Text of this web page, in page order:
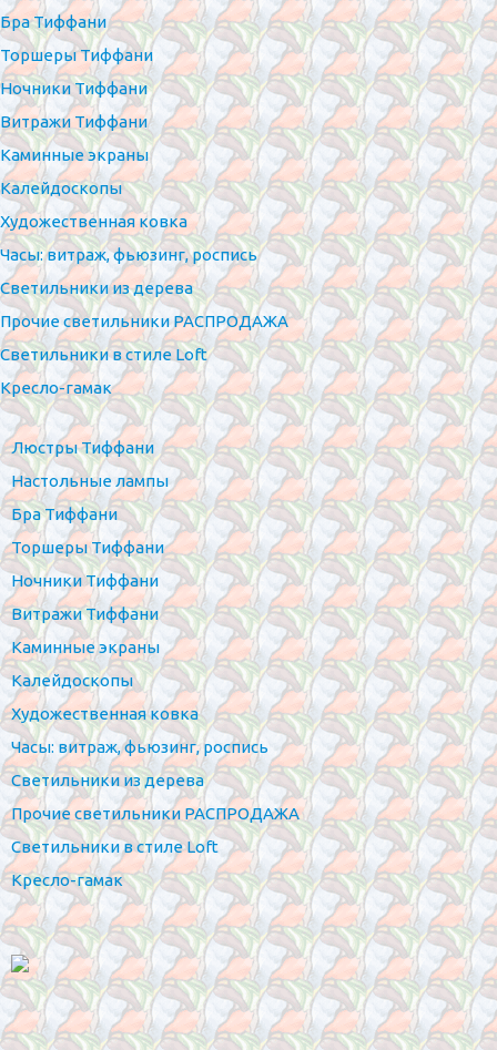
Бра Тиффани
Торшеры Тиффани
Ночники Тиффани
Витражи Тиффани
Каминные экраны
Калейдоскопы
Художественная ковка
Часы: витраж, фьюзинг, роспись
Светильники из дерева
Прочие светильники РАСПРОДАЖА
Светильники в стиле Loft
Кресло-гамак
Люстры Тиффани
Настольные лампы
Бра Тиффани
Торшеры Тиффани
Ночники Тиффани
Витражи Тиффани
Каминные экраны
Калейдоскопы
Художественная ковка
Часы: витраж, фьюзинг, роспись
Светильники из дерева
Прочие светильники РАСПРОДАЖА
Светильники в стиле Loft
Кресло-гамак